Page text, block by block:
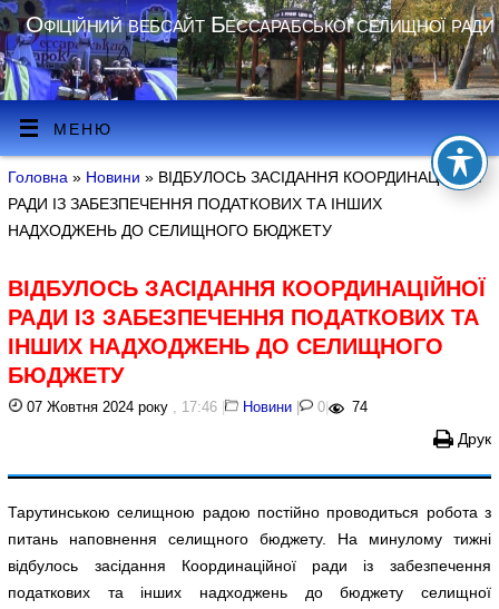
Офіційний вебсайт Бессарабської селищної ради
МЕНЮ
Головна » Новини » ВІДБУЛОСЬ ЗАСІДАННЯ КООРДИНАЦІЙНОЇ
РАДИ ІЗ ЗАБЕЗПЕЧЕННЯ ПОДАТКОВИХ ТА ІНШИХ
НАДХОДЖЕНЬ ДО СЕЛИЩНОГО БЮДЖЕТУ
ВІДБУЛОСЬ ЗАСІДАННЯ КООРДИНАЦІЙНОЇ
РАДИ ІЗ ЗАБЕЗПЕЧЕННЯ ПОДАТКОВИХ ТА
ІНШИХ НАДХОДЖЕНЬ ДО СЕЛИЩНОГО
БЮДЖЕТУ
07 Жовтня 2024 року , 17:46 | Новини | 0 | 74
Друк
Тарутинською селищною радою постійно проводиться робота з
питань наповнення селищного бюджету. На минулому тижні
відбулось засідання Координаційної ради із забезпечення
податкових та інших надходжень до бюджету селищної